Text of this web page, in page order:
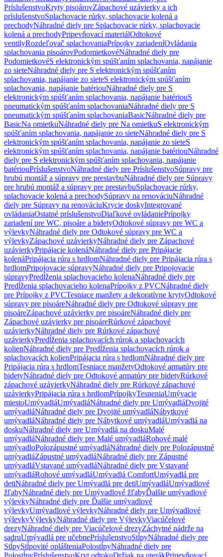
PríslušenstvoKryty pisoárovZápachové uzávierky a ich
príslušenstvoSplachovacie rúrky, splachovacie kolená a
prechodyNáhradné diely pre Splachovacie rúrky, splachovacie
kolená a prechodyPripevňovací materiálOdtokové
ventilyRozdeľovač splachovaniaPrípojky zariadeníOvládania
splachovania pisoárovPodomietkovéNáhradné diely pre
PodomietkovéS elektronickým spúšťaním splachovania, napájanie
zo sieteNáhradné diely pre S elektronickým spúšťaním
splachovania, napájanie zo sieteS elektronickým spúšťaním
splachovania, napájanie batériouNáhradné diely pre S
elektronickým spúšťaním splachovania, napájanie batériouS
pneumatickým spúšťaním splachovaniaNáhradné diely pre S
pneumatickým spúšťaním splachovaniaBasicNáhradné diely pre
BasicNa omietkuNáhradné diely pre Na omietkuS elektronickým
spúšťaním splachovania, napájanie zo sieteNáhradné diely pre S
elektronickým spúšťaním splachovania, napájanie zo sieteS
elektronickým spúšťaním splachovania, napájanie batériouNáhradné
diely pre S elektronickým spúšťaním splachovania, napájanie
batériouPríslušenstvoNáhradné diely pre PríslušenstvoSúpravy pre
hrubú montáž a súpravy pre prestavbuNáhradné diely pre Súpravy
pre hrubú montáž a súpravy pre prestavbuSplachovacie rúrky,
splachovacie kolená a prechodySúpravy na renováciuNáhradné
diely pre Súpravy na renováciuKrycie doskyIntegrované
ovládaniaOstatné príslušenstvoDiaľkové ovládaniePrípojky
zariadení pre WC, pisoáre a bidetyOdtokové súpravy pre WC a
výlevkyNáhradné diely pre Odtokové súpravy pre WC a
výlevkyZápachové uzávierkyNáhradné diely pre Zápachové
uzávierkyPripájacie kolenáNáhradné diely pre Pripájacie
kolenáPripájacia rúra s hrdlomNáhradné diely pre Pripájacia rúra s
hrdlomPripojovacie súpravyNáhradné diely pre Pripojovacie
súpravyPredĺženia splachovacieho kolenaNáhradné diely pre
Predĺženia splachovacieho kolenaPrípojky z PVCNáhradné diely
pre Prípojky z PVCTesniace manžety a dekoratívne krytyOdtokové
súpravy pre pisoáreNáhradné diely pre Odtokové súpravy pre
pisoáreZápachové uzávierky pre pisoáreNáhradné diely pre
Zápachové uzávierky pre pisoáreRúrkové zápachové
uzávierkyNáhradné diely pre Rúrkové zápachové
uzávierkyPredĺženia splachovacích rúrok a splachovacích
kolienNáhradné diely pre Predĺženia splachovacích rúrok a
splachovacích kolienPripájacia rúra s hrdlomNáhradné diely pre
Pripájacia rúra s hrdlomTesniace manžetyOdtokové armatúry pre
bidetyNáhradné diely pre Odtokové armatúry pre bidetyRúrkové
zápachové uzávierkyNáhradné diely pre Rúrkové zápachové
uzávierkyPripájacia rúra s hrdlomPrípojkyTesneniaUmývacie
miestoUmývadláUmývadláNáhradné diely pre UmývadláDvojité
umývadláNáhradné diely pre Dvojité umývadláNábytkové
umývadláNáhradné diely pre Nábytkové umývadláUmývadlá na
doskuNáhradné diely pre Umývadlá na doskuMalé
umývadláNáhradné diely pre Malé umývadláRohové malé
umývadloPolozápustné umývadláNáhradné diely pre Polozápustné
umývadláZápustné umývadláNáhradné diely pre Zápustné
umývadláVstavané umývadláNáhradné diely pre Vstavané
umývadláRohové umývadláUmývadlá ComfortUmývadlá pre
detiNáhradné diely pre Umývadlá pre detiUmývadláUmývadlové
žľabyNáhradné diely pre Umývadlové žľabyĎalšie umývadlové
výlevkyNáhradné diely pre Ďalšie umývadlové
výlevkyUmývadlové výlevkyNáhradné diely pre Umývadlové
výlevkyVýlevkyNáhradné diely pre VýlevkyViacúčelové
drezyNáhradné diely pre Viacúčelové drezyZáchytné nádrže na
sadruUmývadlá pre učebnePríslušenstvoStĺpyNáhradné diely pre
StĺpyStĺpovité oplášteniaPolostĺpyNáhradné diely pre
PolostĺpyPríslušenstvoKryt odtokuDržiak na uterákPripevňovací